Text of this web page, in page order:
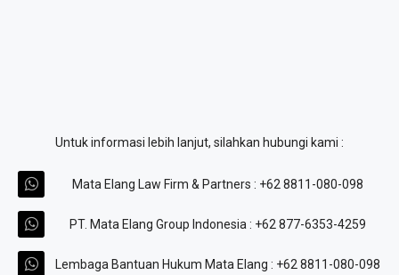
Untuk informasi lebih lanjut, silahkan hubungi kami :
Mata Elang Law Firm & Partners : +62 8811-080-098
PT. Mata Elang Group Indonesia : +62 877-6353-4259
Lembaga Bantuan Hukum Mata Elang : +62 8811-080-098